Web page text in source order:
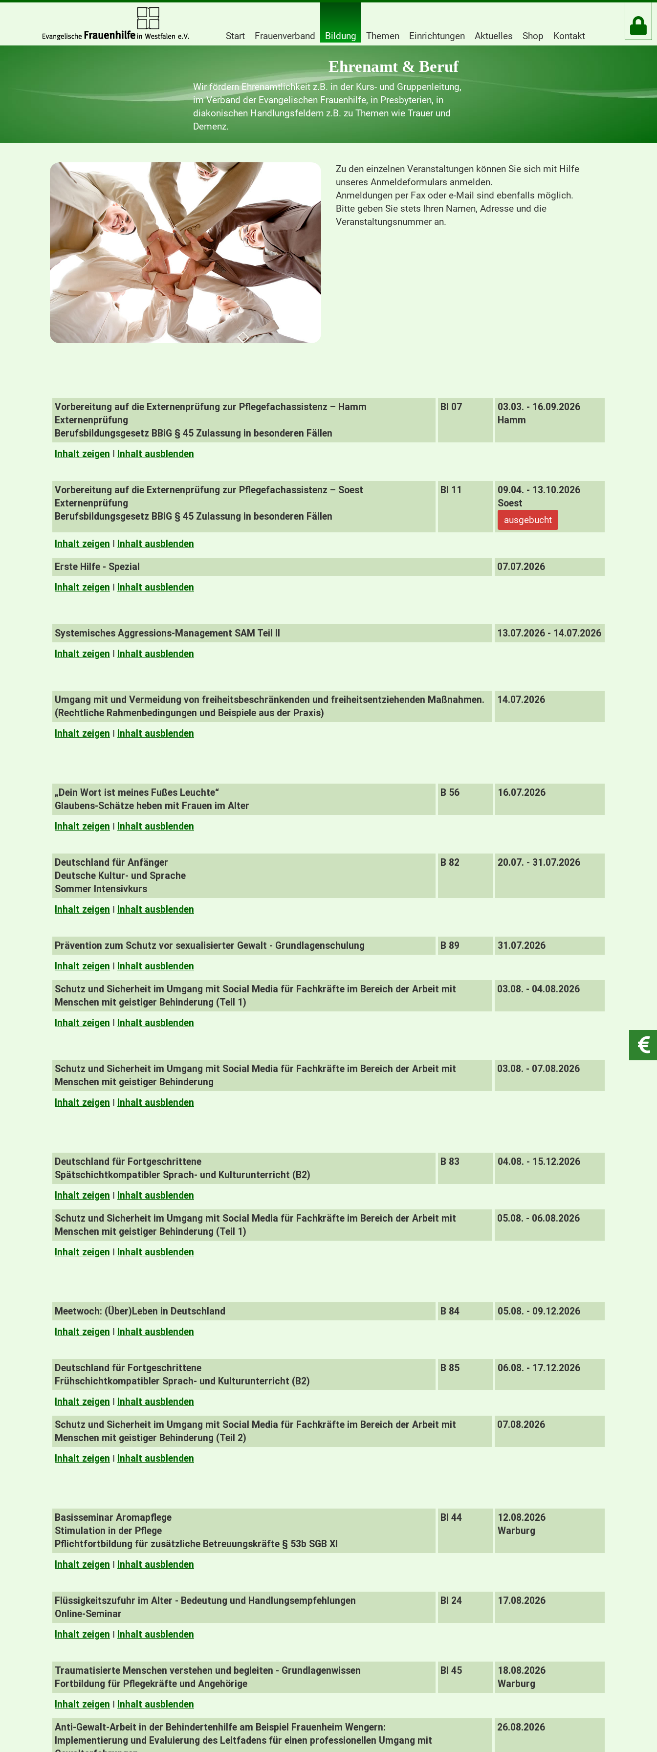
Start Frauenverband Bildung Themen Einrichtungen Aktuelles Shop Kontakt
Ehrenamt & Beruf
Wir fördern Ehrenamtlichkeit z.B. in der Kurs- und Gruppenleitung,
im Verband der Evangelischen Frauenhilfe, in Presbyterien, in
diakonischen Handlungsfeldern z.B. zu Themen wie Trauer und
Demenz.
Zu den einzelnen Veranstaltungen können Sie sich mit Hilfe
unseres Anmeldeformulars anmelden.
Anmeldungen per Fax oder e-Mail sind ebenfalls möglich.
Bitte geben Sie stets Ihren Namen, Adresse und die
Veranstaltungsnummer an.
Vorbereitung auf die Externenprüfung zur Pflegefachassistenz – Hamm
Externenprüfung
Berufsbildungsgesetz BBiG § 45 Zulassung in besonderen Fällen
BI 07
03.03. - 16.09.2026
Hamm
Inhalt zeigen I Inhalt ausblenden
Vorbereitung auf die Externenprüfung zur Pflegefachassistenz – Soest
Externenprüfung
Berufsbildungsgesetz BBiG § 45 Zulassung in besonderen Fällen
BI 11
09.04. - 13.10.2026
Soest
ausgebucht
Inhalt zeigen I Inhalt ausblenden
Erste Hilfe - Spezial
07.07.2026
Inhalt zeigen I Inhalt ausblenden
Systemisches Aggressions-Management SAM Teil II
13.07.2026 - 14.07.2026
Inhalt zeigen I Inhalt ausblenden
Umgang mit und Vermeidung von freiheitsbeschränkenden und freiheitsentziehenden Maßnahmen.
(Rechtliche Rahmenbedingungen und Beispiele aus der Praxis)
14.07.2026
Inhalt zeigen I Inhalt ausblenden
„Dein Wort ist meines Fußes Leuchte“
Glaubens-Schätze heben mit Frauen im Alter
B 56 16.07.2026
Inhalt zeigen I Inhalt ausblenden
Deutschland für Anfänger
Deutsche Kultur- und Sprache
Sommer Intensivkurs
B 82 20.07. - 31.07.2026
Inhalt zeigen I Inhalt ausblenden
Prävention zum Schutz vor sexualisierter Gewalt - Grundlagenschulung B 89
31.07.2026
Inhalt zeigen I Inhalt ausblenden
Schutz und Sicherheit im Umgang mit Social Media für Fachkräfte im Bereich der Arbeit mit
Menschen mit geistiger Behinderung (Teil 1)
03.08. - 04.08.2026
Inhalt zeigen I Inhalt ausblenden
Schutz und Sicherheit im Umgang mit Social Media für Fachkräfte im Bereich der Arbeit mit
Menschen mit geistiger Behinderung
03.08. - 07.08.2026
Inhalt zeigen I Inhalt ausblenden
Deutschland für Fortgeschrittene
Spätschichtkompatibler Sprach- und Kulturunterricht (B2)
B 83 04.08. - 15.12.2026
Inhalt zeigen I Inhalt ausblenden
Schutz und Sicherheit im Umgang mit Social Media für Fachkräfte im Bereich der Arbeit mit
Menschen mit geistiger Behinderung (Teil 1)
05.08. - 06.08.2026
Inhalt zeigen I Inhalt ausblenden
Meetwoch: (Über)Leben in Deutschland B 84
05.08. - 09.12.2026
Inhalt zeigen I Inhalt ausblenden
Deutschland für Fortgeschrittene
Frühschichtkompatibler Sprach- und Kulturunterricht (B2)
B 85 06.08. - 17.12.2026
Inhalt zeigen I Inhalt ausblenden
Schutz und Sicherheit im Umgang mit Social Media für Fachkräfte im Bereich der Arbeit mit
Menschen mit geistiger Behinderung (Teil 2)
07.08.2026
Inhalt zeigen I Inhalt ausblenden
Basisseminar Aromapflege
Stimulation in der Pflege
Pflichtfortbildung für zusätzliche Betreuungskräfte § 53b SGB XI
BI 44
12.08.2026
Warburg
Inhalt zeigen I Inhalt ausblenden
Flüssigkeitszufuhr im Alter - Bedeutung und Handlungsempfehlungen
Online-Seminar
BI 24 17.08.2026
Inhalt zeigen I Inhalt ausblenden
Traumatisierte Menschen verstehen und begleiten - Grundlagenwissen
Fortbildung für Pflegekräfte und Angehörige
BI 45
18.08.2026
Warburg
Inhalt zeigen I Inhalt ausblenden
Anti-Gewalt-Arbeit in der Behindertenhilfe am Beispiel Frauenheim Wengern:
Implementierung und Evaluierung des Leitfadens für einen professionellen Umgang mit
26.08.2026